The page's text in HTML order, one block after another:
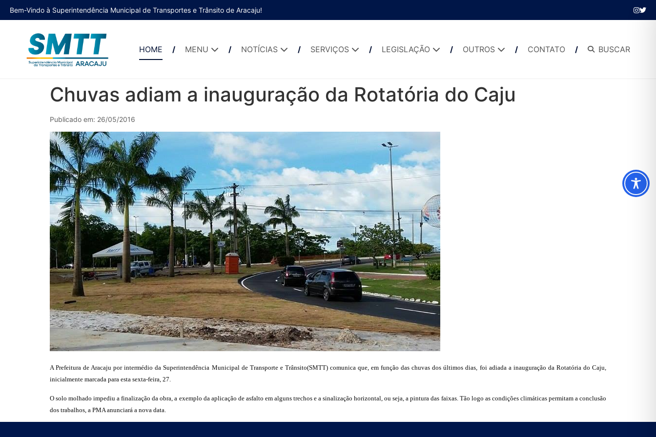
Bem-Vindo à Superintendência Municipal de Transportes e Trânsito de Aracaju!
HOME MENU NOTÍCIAS SERVIÇOS LEGISLAÇÃO OUTROS CONTATO BUSCAR
Chuvas adiam a inauguração da Rotatória do Caju
Publicado em: 26/05/2016
A Prefeitura de Aracaju por intermédio da Superintendência Municipal de Transporte e Trânsito(SMTT) comunica que, em função das chuvas dos últimos dias, foi adiada a inauguração da Rotatória do Caju,
inicialmente marcada para esta sexta-feira, 27.
O solo molhado impediu a finalização da obra, a exemplo da aplicação de asfalto em alguns trechos e a sinalização horizontal, ou seja, a pintura das faixas. Tão logo as condições climáticas permitam a conclusão
dos trabalhos, a PMA anunciará a nova data.